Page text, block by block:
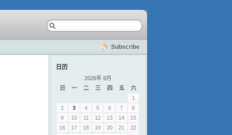
Subscribe
日历
2026年 8月
日
一 二 三 四 五
六
1
2
3 4 5 6 7
8
9
10 11 12 13 14
15
16
17 18 19 20 21
22